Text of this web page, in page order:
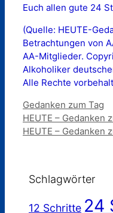
Euch allen gute 24
(Quelle: HEUTE-
Betrachtungen von
AA-Mitglieder.
Alkoholiker
Alle Rechte
Kategorien
Gedanken zum Tag
HEUTE – Gedanken
HEUTE – Gedanken
Schlagwörter
12 Schritte 24